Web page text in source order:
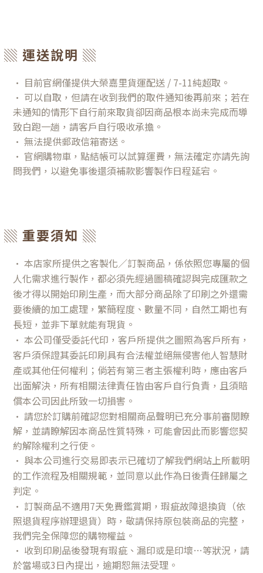
▒ 運送說明 ▒
• 目前官網僅提供大榮嘉里貨運配送 / 7-11純超取 。
• 可以自取，但請在收到我們的取件通知後再前來；若在
未通知的情形下自行前來取貨卻因商品根本尚未完成而導
致白跑一趟，請客戶自行吸收承擔。
• 無法提供郵政信箱寄送。
• 官網購物車，點結帳可以試算運費，無法確定亦請先詢
問我們，以避免事後還須補款影響製作日程延宕。
▒ 重要須知 ▒
• 本店家所提供之客製化／訂製商品，係依照您專屬的個
人化需求進行製作，都必須先經過圖稿確認與完成匯款之
後才得以開始印刷生產，而大部分商品除了印刷之外還需
要後續的加工處理，繁簡程度、數量不同，自然工期也有
長短，並非下單就能有現貨。
• 本公司僅受委託代印，客戶所提供之圖照為客戶所有，
客戶須保證其委託印刷具有合法權並絕無侵害他人智慧財
產或其他任何權利；倘若有第三者主張權利時，應由客戶
出面解決，所有相關法律責任皆由客戶自行負責，且須賠
償本公司因此所致一切損害。
• 請您於訂購前確認您對相關商品聲明已充分事前審閱瞭
解，並請瞭解因本商品性質特殊，可能會因此而影響您契
約解除權利之行使。
• 與本公司進行交易即表示已確切了解我們網站上所載明
的工作流程及相關規範，並同意以此作為日後責任歸屬之
判定。
• 訂製商品不適用7天免費鑑賞期，瑕疵故障退換貨（依
照退貨程序辦理退貨）時，敬請保持原包裝商品的完整，
我們完全保障您的購物權益。
• 收到印刷品後發現有瑕疵、漏印或是印壞…等狀況，請
於當場或3日內提出，逾期恕無法受理。